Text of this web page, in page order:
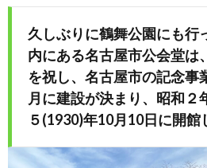
久しぶりに鶴舞公園にも行
内にある名古屋市公会堂は
を祝し、名古屋市の記念事
月に建設が決まり、昭和２
５(1930)年10月10日に開館